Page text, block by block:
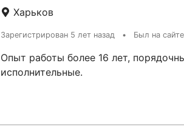
Харьков
Зарегистрирован 5 лет назад • Был на
Опыт работы более 16 лет,
исполнительные.